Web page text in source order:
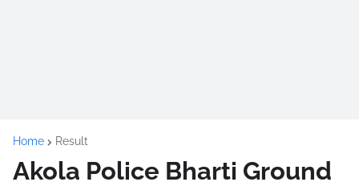
Home Result
Akola Police Bharti Ground